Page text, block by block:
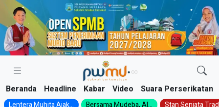
Skip
content
Beranda Headline Kabar Video Suara Perserikatan
Lentera Muhita Ajak... Bersama Mudeba, Al... Stan Senjata